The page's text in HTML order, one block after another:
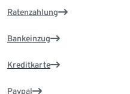
Ratenzahlung
Bankeinzug
Kreditkarte
Paypal